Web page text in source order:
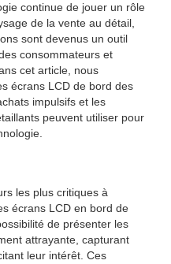
continue de jouer un rôle
de la vente au détail,
sont devenus un outil
consommateurs et
cet article, nous
écrans LCD de bord des
impulsifs et les
peuvent utiliser pour
les plus critiques à
écrans LCD en bord de
de présenter les
attrayante, capturant
leur intérêt. Ces